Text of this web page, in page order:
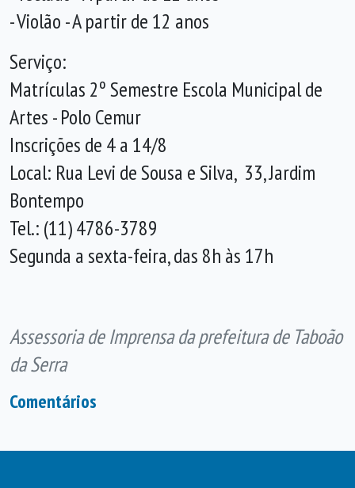
- Violão - A partir de 12 anos
Serviço:
Matrículas 2º Semestre Escola Municipal de
Artes - Polo Cemur
Inscrições de 4 a 14/8
Local: Rua Levi de Sousa e Silva, 33, Jardim
Bontempo
Tel.: (11) 4786-3789
Segunda a sexta-feira, das 8h às 17h
Assessoria de Imprensa da prefeitura de Taboão
da Serra
Comentários